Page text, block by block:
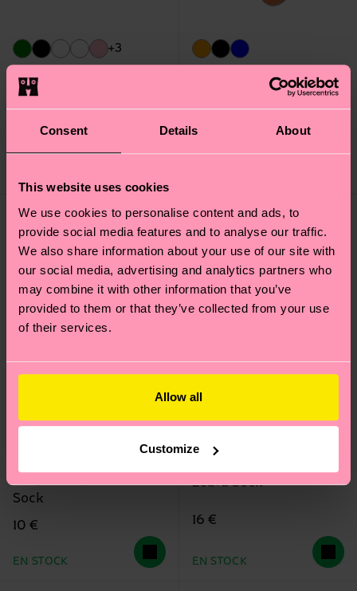
Consent Details About
This website uses cookies
We use cookies to personalise content and ads, to
provide social media features and to analyse our traffic.
We also share information about your use of our site with
our social media, advertising and analytics partners who
may combine it with other information that you’ve
provided to them or that they’ve collected from your use
of their services.
Allow all
Customize
+3
Structure Slinky Mini
Crew Sock
Acid Wash Sneaker
Sock
16 €
Simple Stripe Sneaker
Sock
10 €
EN STOCK
Zebra Sock
16 €
EN STOCK